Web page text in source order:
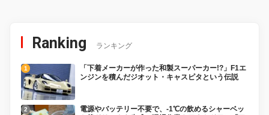
Ranking ランキング
「下着メーカーが作った和製スーパーカー!?」F1エ
ンジンを積んだジオット・キャスピタという伝説
電源やバッテリー不要で、-1℃の飲めるシャーベッ